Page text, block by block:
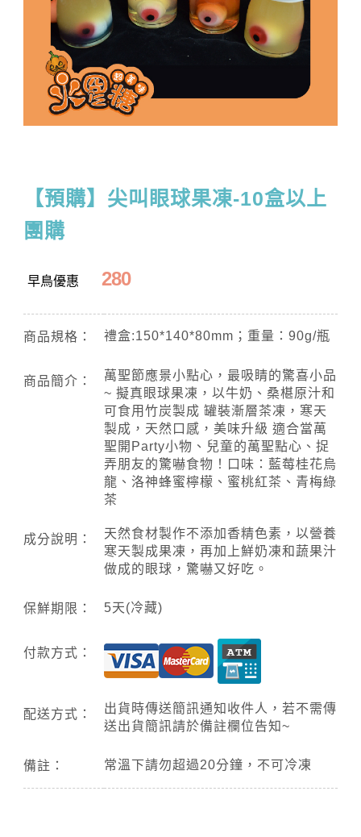
【預購】尖叫眼球果凍-10盒以上
團購
早鳥優惠 280
商品規格： 禮盒:150*140*80mm；重量：90g/瓶
商品簡介：
萬聖節應景小點心，最吸睛的驚喜小品
~ 擬真眼球果凍，以牛奶、桑椹原汁和
可食用竹炭製成 罐裝漸層茶凍，寒天
製成，天然口感，美味升級 適合當萬
聖開Party小物、兒童的萬聖點心、捉
弄朋友的驚嚇食物！口味：藍莓桂花烏
龍、洛神蜂蜜檸檬、蜜桃紅茶、青梅綠
茶
成分說明：
天然食材製作不添加香精色素，以營養
寒天製成果凍，再加上鮮奶凍和蔬果汁
做成的眼球，驚嚇又好吃。
保鮮期限： 5天(冷藏)
付款方式：
配送方式：
出貨時傳送簡訊通知收件人，若不需傳
送出貨簡訊請於備註欄位告知~
備註： 常溫下請勿超過20分鐘，不可冷凍